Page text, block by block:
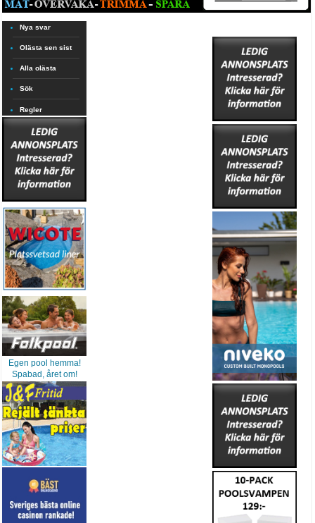
Nya svar
Olästa sen sist
Alla olästa
Sök
Regler
Egen pool hemma!
Spabad, året om!